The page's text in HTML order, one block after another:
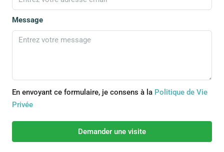
Message
En envoyant ce formulaire, je consens à la Politique de Vie
Privée
Demander une visite